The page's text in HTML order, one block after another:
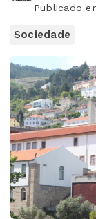
Publicado
Sociedade